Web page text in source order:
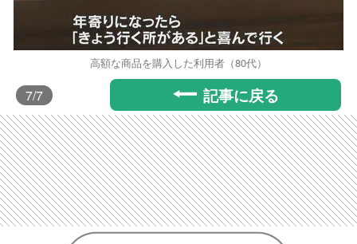
高額な商品を購入した利用者（80代）
7/7 記事に戻る